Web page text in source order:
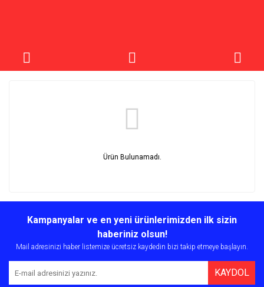
Ürün Bulunamadı.
Kampanyalar ve en yeni ürünlerimizden ilk sizin
haberiniz olsun!
Mail adresinizi haber listemize ücretsiz kaydedin bizi takip etmeye başlayın.
KAYDOL